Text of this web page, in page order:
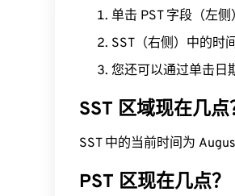
单击 PST 字段（左侧
SST（右侧）中的时
您还可以通过单击日
SST 区域现在几点
SST 中的当前时间为
PST 区现在几点？